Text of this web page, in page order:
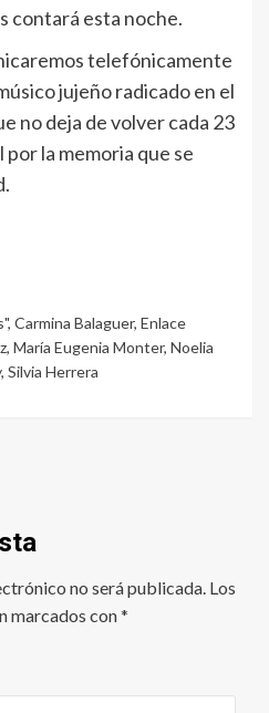
contará esta noche.
telefónicamente
jujeño radicado en el
no deja de volver cada 23
la memoria que se
, Carmina Balaguer, Enlace
, María Eugenia Monter, Noelia
, Silvia Herrera
no será publicada. Los
marcados con*